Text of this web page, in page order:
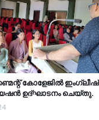
കോളേജിൽ ഇംഗ്ലീഷ്
ഉദ്ഘാടനം ചെയ്തു.